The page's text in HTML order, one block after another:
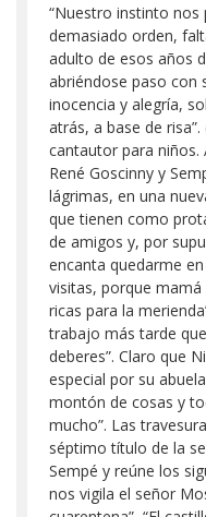
“Nuestro instinto nos
demasiado orden,
adulto de esos años
abriéndose paso con
inocencia y alegría,
atrás, a base de
cantautor para niños.
René Goscinny y
lágrimas, en una
que tienen como
de amigos y, por
encanta quedarme
visitas, porque
ricas para la
trabajo más tarde
deberes”. Claro que
especial por su
montón de cosas y
mucho”. Las
séptimo título de la
Sempé y reúne los
nos vigila el señor